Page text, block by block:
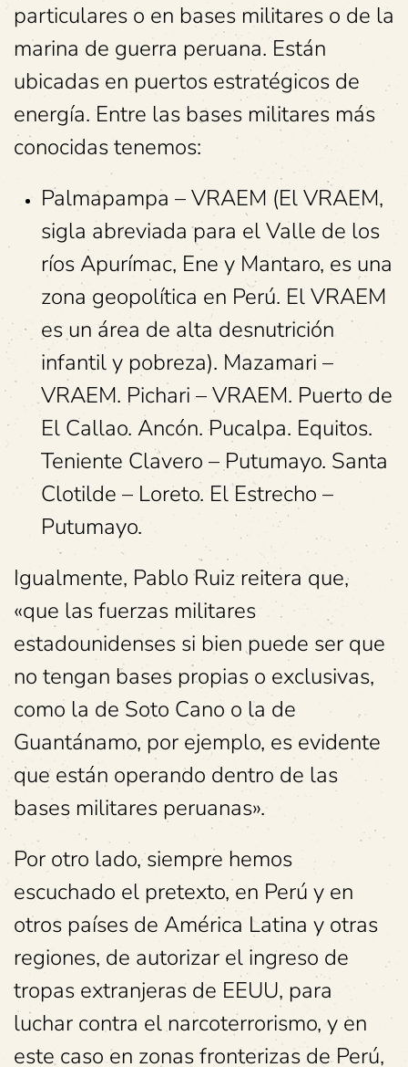
particulares o en bases militares o de la
marina de guerra peruana. Están
ubicadas en puertos estratégicos de
energía. Entre las bases militares más
conocidas tenemos:
Palmapampa – VRAEM (El VRAEM,
sigla abreviada para el Valle de los
ríos Apurímac, Ene y Mantaro, es una
zona geopolítica en Perú. El VRAEM
es un área de alta desnutrición
infantil y pobreza). Mazamari –
VRAEM. Pichari – VRAEM. Puerto de
El Callao. Ancón. Pucalpa. Equitos.
Teniente Clavero – Putumayo. Santa
Clotilde – Loreto. El Estrecho –
Putumayo.
Igualmente, Pablo Ruiz reitera que,
«que las fuerzas militares
estadounidenses si bien puede ser que
no tengan bases propias o exclusivas,
como la de Soto Cano o la de
Guantánamo, por ejemplo, es evidente
que están operando dentro de las
bases militares peruanas».
Por otro lado, siempre hemos
escuchado el pretexto, en Perú y en
otros países de América Latina y otras
regiones, de autorizar el ingreso de
tropas extranjeras de EEUU, para
luchar contra el narcoterrorismo, y en
este caso en zonas fronterizas de Perú,